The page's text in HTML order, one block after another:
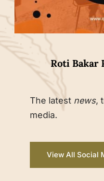
The latest news,
media.
View All Social
Roti Bakar